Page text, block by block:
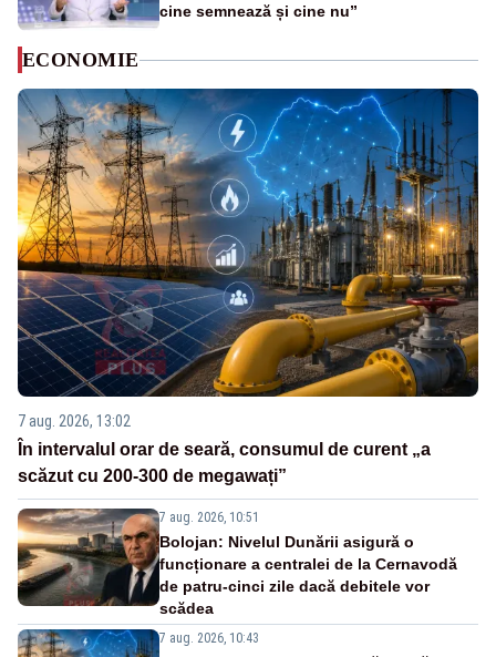
cine semnează și cine nu”
ECONOMIE
7 aug. 2026, 13:02
În intervalul orar de seară, consumul de curent „a
scăzut cu 200-300 de megawați”
7 aug. 2026, 10:51
Bolojan: Nivelul Dunării asigură o
funcționare a centralei de la Cernavodă
de patru-cinci zile dacă debitele vor
scădea
7 aug. 2026, 10:43